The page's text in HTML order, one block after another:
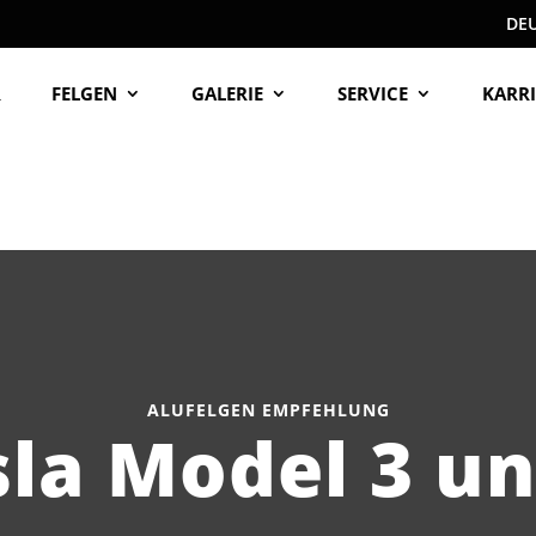
FELGEN GALERIE SERVICE
ALUFELGEN EMPFEHLUNG
Model 3